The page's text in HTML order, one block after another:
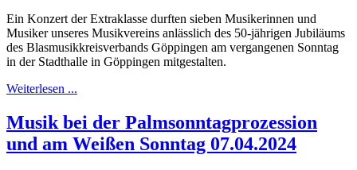
Ein Konzert der Extraklasse durften sieben Musikerinnen und
Musiker unseres Musikvereins anlässlich des 50-jährigen Jubiläums
des Blasmusikkreisverbands Göppingen am vergangenen Sonntag
in der Stadthalle in Göppingen mitgestalten.
Weiterlesen ...
Musik bei der Palmsonntagprozession
und am Weißen Sonntag 07.04.2024